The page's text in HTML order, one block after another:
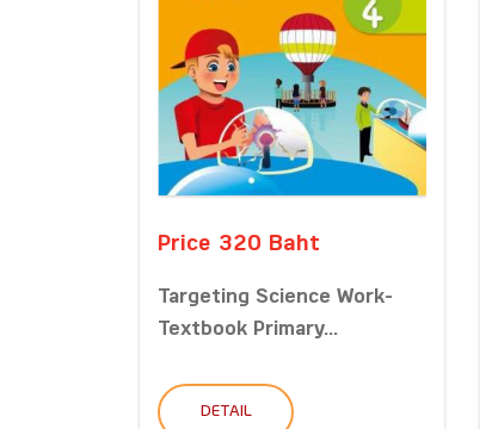
Price 320 Baht
Targeting Science Work-
Textbook Primary...
DETAIL